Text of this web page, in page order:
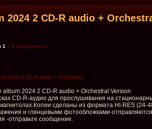
2024 2 CD-R audio +
1
[ 1 сообщение ]
2024 2 CD-R audio + Orchestral
album 2024 2 CD-R audio + Orchestral Version
CD-R-аудио для прослушивания на
сделаны из формата HI-RES (24-
и глянцевыми фотообложками
-отправьте сообщение.